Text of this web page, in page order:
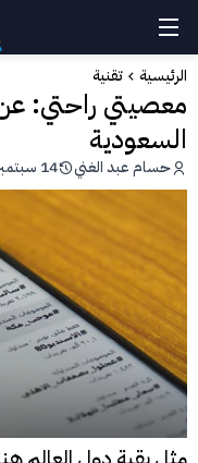
الرئيسية تقنية
معصيتي راحتي: عن
السعودية
حسام عبد الغني 14 سبتمبر 2023 - 22:48